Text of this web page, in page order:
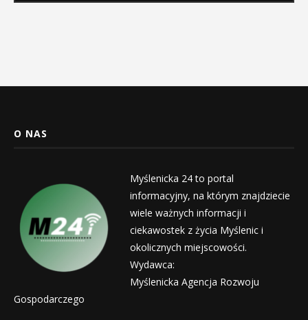
O NAS
Myślenicka 24 to portal
informacyjny, na którym znajdziecie
wiele ważnych informacji i
ciekawostek z życia Myślenic i
okolicznych miejscowości.
Wydawca:
Myślenicka Agencja Rozwoju
Gospodarczego